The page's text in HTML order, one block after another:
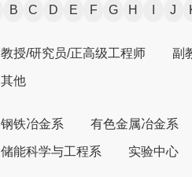
B C D E F G H J
教授/研究员/正高级工程师 副
其他
钢铁冶金系 有色金属冶金系
储能科学与工程系 实验中心